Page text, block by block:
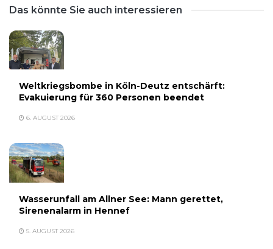
Das könnte Sie auch interessieren
Weltkriegsbombe in Köln-Deutz entschärft:
Evakuierung für 360 Personen beendet
6. AUGUST 2026
Wasserunfall am Allner See: Mann gerettet,
Sirenenalarm in Hennef
5. AUGUST 2026